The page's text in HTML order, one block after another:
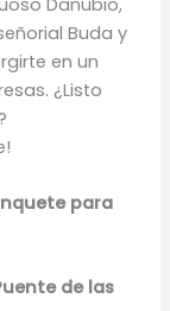
Buda y
en un
¿Listo
para
de las